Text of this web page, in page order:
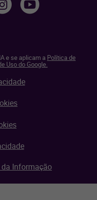
e se aplicam a Política de
Uso do Google.
Informação